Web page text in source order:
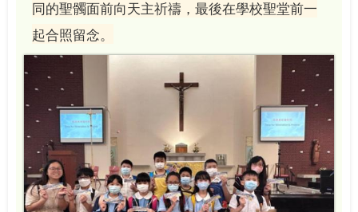
同的聖髑面前向天主祈禱，最後在學校聖堂前一
起合照留念。